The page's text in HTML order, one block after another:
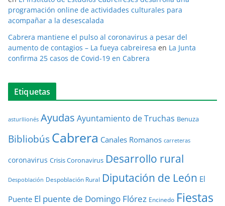
programación online de actividades culturales para
acompañar a la desescalada
Cabrera mantiene el pulso al coronavirus a pesar del
aumento de contagios – La fueya cabreiresa en La Junta
confirma 25 casos de Covid-19 en Cabrera
Etiquetas
asturllionés Ayudas Ayuntamiento de Truchas Benuza
BibliobúsCabrera Canales Romanos carreteras
coronavirus Crisis Coronavirus Desarrollo rural
Despoblación Despoblación Rural Diputación de León El
Puente El puente de Domingo Flórez Encinedo Fiestas